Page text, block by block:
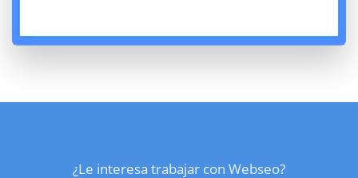
¿Le interesa trabajar con Webseo?